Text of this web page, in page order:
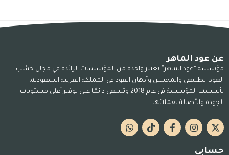
عن عود الماهر
مؤسسة “عود الماهر” تعتبر واحدة من المؤسسات الرائدة في مجال خشب
العود الطبيعي والمحسن وأدهان العود في المملكة العربية السعودية.
تأسست المؤسسة في عام 2018 وتسعى دائمًا على توفير أعلى مستويات
الجودة والأصالة لعملائها.
حسابي